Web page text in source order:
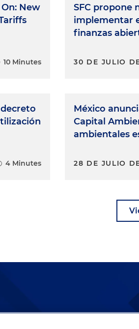
New
10 Minutes
4 Minutes
SFC propone
implementar
finanzas
30 DE JULIO
México
Capital
ambientales
28 DE JULIO